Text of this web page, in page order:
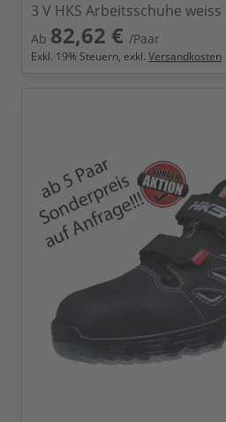
3 V HKS Arbeitsschuhe weiss
Ab 82,62 € /Paar
Exkl. 19% Steuern, exkl. Versandkosten